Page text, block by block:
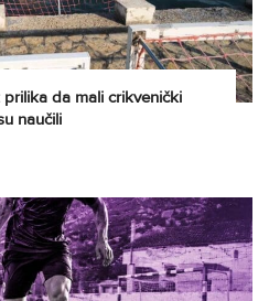
da mali crikvenički
naučili